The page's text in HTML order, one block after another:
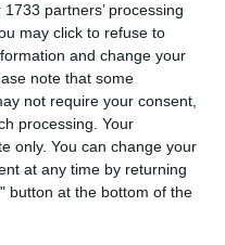
partners’ processing
may click to refuse to
and change your
note that some
not require your consent,
processing. Your
only. You can change your
at any time by returning
button at the bottom of the
Tur SRL, fondată în
Constanța, strada
cu amănuntul de
Voinea,iar administratori
Voinea.